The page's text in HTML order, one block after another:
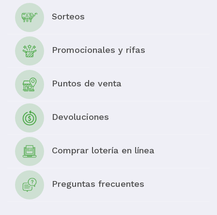
Sorteos
Promocionales y rifas
Puntos de venta
Devoluciones
Comprar lotería en línea
Preguntas frecuentes